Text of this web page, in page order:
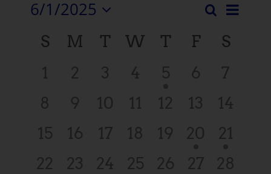
vues
Recherche
Mois
6/1/2025
laCalendrier
de
Evénements
S M T W T F
S
0
événements,
1
0
événements,
2
0
événements,
3
0
événements,
4
1
événement,
5
0
6
0
7
0
événements,
8
0
événements,
9
0
événements,
10
0
événements,
11
0
événements,
12
0
13
0
14
0
événements,
15
0
événements,
16
0
événements,
17
0
événements,
18
0
événements,
19
1
20
1
21
0
22
0
23
0
24
0
25
0
26
0
27
0
28